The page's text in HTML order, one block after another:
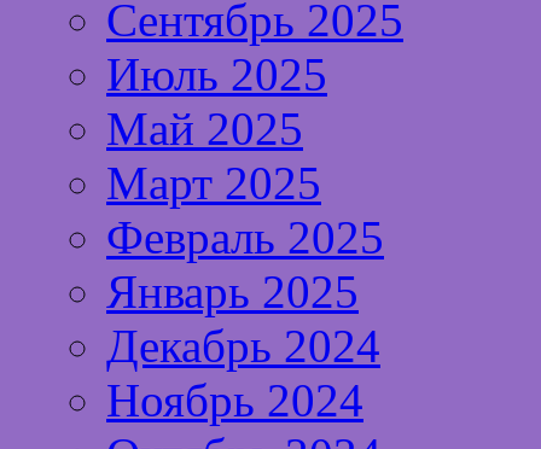
Сентябрь 2025
Июль 2025
Май 2025
Март 2025
Февраль 2025
Январь 2025
Декабрь 2024
Ноябрь 2024